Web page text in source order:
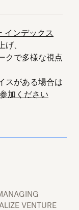
インデックス
、
クで多様な視点
スがある場合は
加ください
VENTURE